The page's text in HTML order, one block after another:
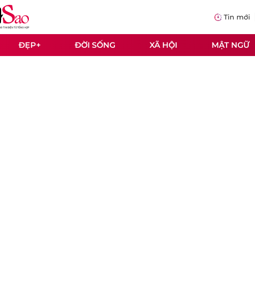
Tin mới
ĐẸP+ ĐỜI SỐNG XÃ HỘI MẬT NGỮ